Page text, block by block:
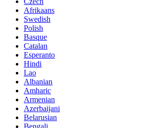
Afrikaans
Swedish
Polish
Basque
Catalan
Esperanto
Hindi
Lao
Albanian
Amharic
Armenian
Azerbaijani
Belarusian